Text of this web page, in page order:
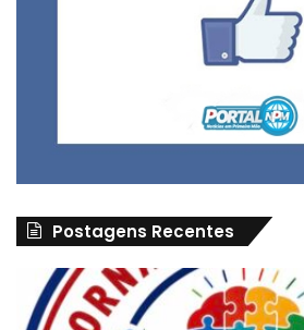
Postagens Recentes